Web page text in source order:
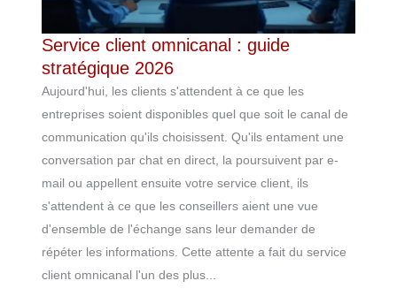
Service client omnicanal : guide
stratégique 2026
Aujourd'hui, les clients s'attendent à ce que les
entreprises soient disponibles quel que soit le canal de
communication qu'ils choisissent. Qu'ils entament une
conversation par chat en direct, la poursuivent par e-
mail ou appellent ensuite votre service client, ils
s'attendent à ce que les conseillers aient une vue
d'ensemble de l'échange sans leur demander de
répéter les informations. Cette attente a fait du service
client omnicanal l'un des plus...